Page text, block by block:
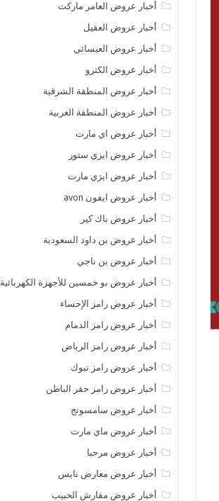
أخبار عروض العامر ماركت
أخبار عروض العقيل
أخبار عروض العيسائي
أخبار عروض الكترو
أخبار عروض المنطقة الشرقية
أخبار عروض المنطقة الغربية
أخبار عروض اي مارت
أخبار عروض ايزي ستور
أخبار عروض ايزي مارت
أخبار عروض ايفون avon
أخبار عروض باك كير
أخبار عروض بن داود السعودية
أخبار عروض بن ناجي
أخبار عروض بو خمسين للأجهزة الكهربائية
أخبار عروض رامز الإحساء
أخبار عروض رامز الدمام
أخبار عروض رامز الرياض
أخبار عروض رامز تبوك
أخبار عروض رامز حفر الباطن
أخبار عروض سامسونج
أخبار عروض ماي مارت
أخبار عروض مرحبا
أخبار عروض معارض نايس
أخبار عروض مفارش الحبيب